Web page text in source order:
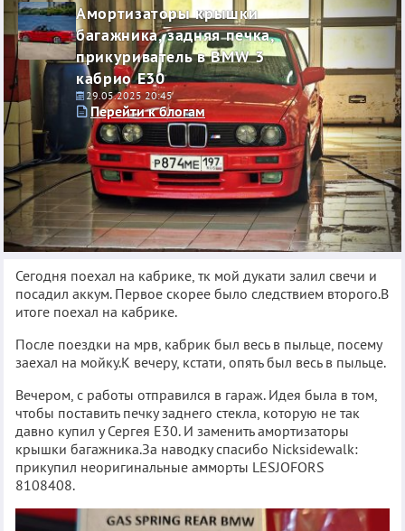
Амортизаторы крышки
багажника, задняя печка,
прикуриватель в BMW 3
кабрио E30
29.05.2025 20:45
Перейти к блогам
Сегодня поехал на кабрике, тк мой дукати залил свечи и
посадил аккум. Первое скорее было следствием второго.В
итоге поехал на кабрике.
После поездки на мрв, кабрик был весь в пыльце, посему
заехал на мойку.К вечеру, кстати, опять был весь в пыльце.
Вечером, с работы отправился в гараж. Идея была в том,
чтобы поставить печку заднего стекла, которую не так
давно купил у Сергея Е30. И заменить амортизаторы
крышки багажника.За наводку спасибо Nicksidewalk:
прикупил неоригинальные амморты LESJOFORS
8108408.